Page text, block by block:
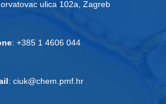
ulica 102a, Zagreb
: +385 1 4606 044
: ciuk@chem.pmf.hr